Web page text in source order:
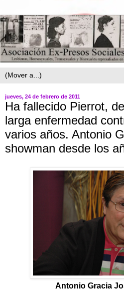
jueves, 24 de febrero de 2011
Ha fallecido Pierrot,
larga enfermedad
varios años. Antonio
showman desde los
Antonio Gracia